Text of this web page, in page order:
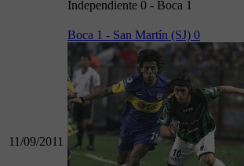
Independiente 0 - Boca 1
11/09/2011
Boca 1 - San Martín (SJ) 0